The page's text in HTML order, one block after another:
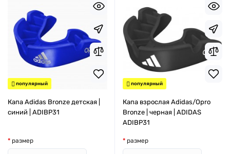
популярный
Капа Adidas Bronze детская |
синий | ADIBP31
размер
популярный
Капа взрослая Adidas/Opro
Bronze | черная | ADIDAS
ADIBP31
размер